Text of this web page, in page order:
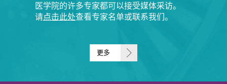
医学院的许多专家都可以接受媒体采访。
请点击此处查看专家名单或联系我们。
更多